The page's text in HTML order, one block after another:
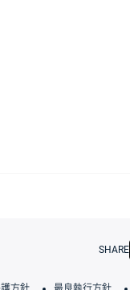
SHARE